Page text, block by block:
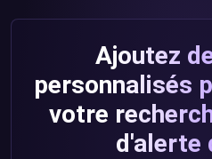
Ajoutez
personnalisés
votre
d'alerte